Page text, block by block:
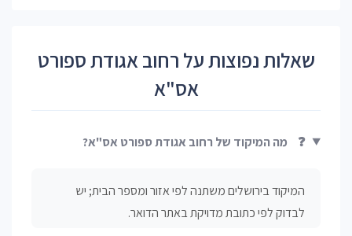
שאלות נפוצות על רחוב אגודת ספורט
אס"א
❓ מה המיקוד של רחוב אגודת ספורט אס"א?
המיקוד בירושלים משתנה לפי אזור ומספר הבית; יש
לבדוק לפי כתובת מדויקת באתר הדואר.